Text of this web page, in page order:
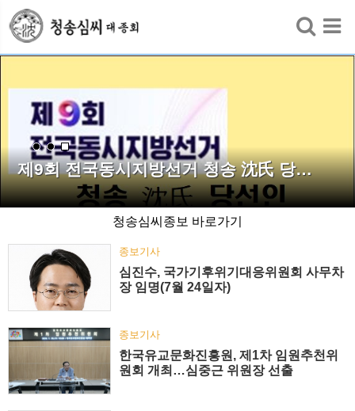
제9회 전국동시지방선거 청송 沈氏 당…
청송심씨종보 바로가기
종보기사
심진수, 국가기후위기대응위원회 사무차
장 임명(7월 24일자)
종보기사
한국유교문화진흥원, 제1차 임원추천위
원회 개최…심중근 위원장 선출